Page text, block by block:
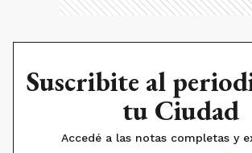
Suscribite al
tu Ciudad
Accedé a las notas completas y